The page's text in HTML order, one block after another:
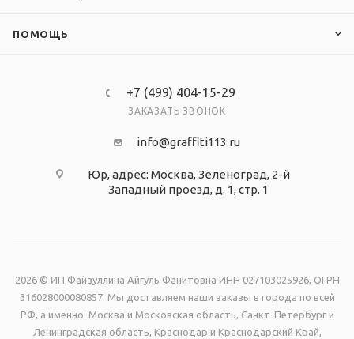
ПОМОЩЬ
+7 (499) 404-15-29
ЗАКАЗАТЬ ЗВОНОК
info@graffiti113.ru
Юр, адрес: Москва, Зеленоград, 2-й
Западный проезд, д. 1, стр. 1
2026 © ИП Файзуллина Айгуль Фанитовна ИНН 027103025926, ОГРН
316028000080857. Мы доставляем наши заказы в города по всей
РФ, а именно: Москва и Московская область, Санкт-Петербург и
Ленинградская область, Краснодар и Краснодарский Край,